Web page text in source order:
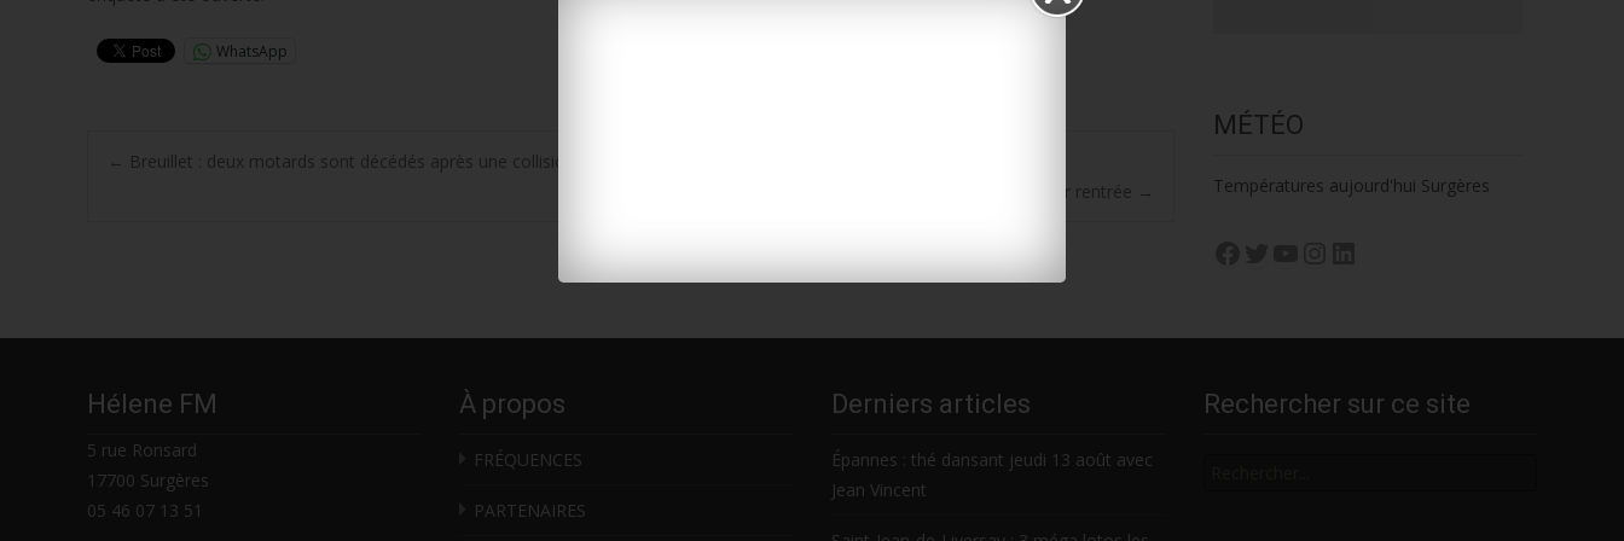
WhatsApp
Post
← Breuillet : deux motards sont décédés après une collision avec une voiture
Charente-Maritime : plus de 97 000 élèves font leur rentrée →
MÉTÉO
Températures aujourd'hui Surgères
Hélene FM
5 rue Ronsard
17700 Surgères
05 46 07 13 51
À propos
FRÉQUENCES
PARTENAIRES
Derniers articles
Épannes : thé dansant jeudi 13 août avec
Jean Vincent
Rechercher sur ce site